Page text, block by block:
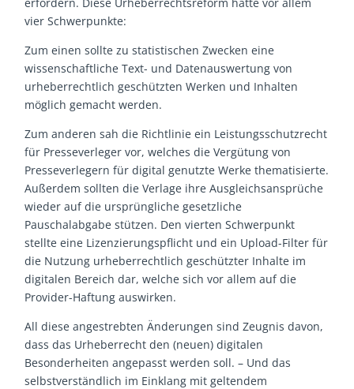
vier Schwerpunkte:
Zum einen sollte zu statistischen Zwecken eine
wissenschaftliche Text- und Datenauswertung von
urheberrechtlich geschützten Werken und Inhalten
möglich gemacht werden.
Zum anderen sah die Richtlinie ein Leistungsschutzrecht
für Presseverleger vor, welches die Vergütung von
Presseverlegern für digital genutzte Werke thematisierte.
Außerdem sollten die Verlage ihre Ausgleichsansprüche
wieder auf die ursprüngliche gesetzliche
Pauschalabgabe stützen. Den vierten Schwerpunkt
stellte eine Lizenzierungspflicht und ein Upload-Filter für
die Nutzung urheberrechtlich geschützter Inhalte im
digitalen Bereich dar, welche sich vor allem auf die
Provider-Haftung auswirken.
All diese angestrebten Änderungen sind Zeugnis davon,
dass das Urheberrecht den (neuen) digitalen
Besonderheiten angepasst werden soll. – Und das
selbstverständlich im Einklang mit geltendem